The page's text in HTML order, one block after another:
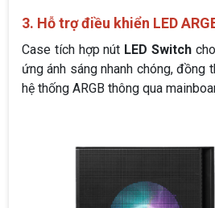
3. Hỗ trợ điều khiển LED
Case tích hợp nút LED Switch
ứng ánh sáng nhanh chóng, đồng
hệ thống ARGB thông qua